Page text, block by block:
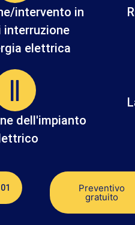
intervento in
interruzione
elettrica
dell'impianto
Preventivo
gratuito